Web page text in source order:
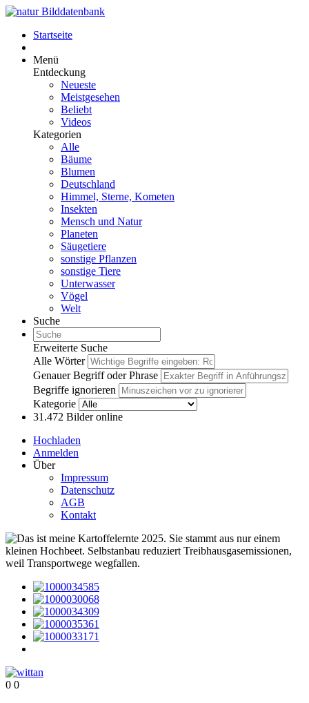
Startseite
Menü
Entdeckung
Neueste
Meistgesehen
Beliebt
Videos
Kategorien
Alle
Bäume
Blumen
Deutschland
Himmel, Sterne, Kometen
Insekten
Mensch und Natur
Planeten
Säugetiere
sonstige Pflanzen
sonstige Tiere
Unterwasser
Vögel
Welt
Suche
Erweiterte Suche
Alle Wörter
Genauer Begriff oder Phrase
Begriffe ignorieren
Kategorie
31.472 Bilder online
Hochladen
Anmelden
Über
Impressum
Datenschutz
AGB
Kontakt
0 0